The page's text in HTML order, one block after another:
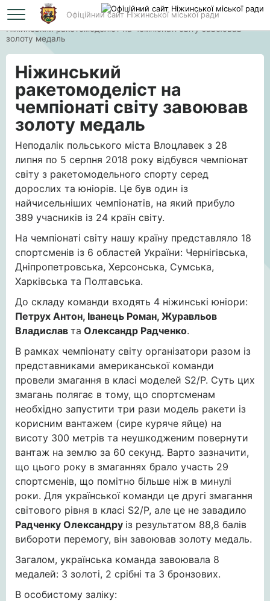
Офіційний сайт Ніжинської міської ради
Головна
Ніжинський ракетомоделіст на чемпіонаті світу завоював
золоту медаль
Ніжинський
ракетомоделіст на
чемпіонаті світу завоював
золоту медаль
Неподалік польського міста Влоцлавек з 28
липня по 5 серпня 2018 року відбувся чемпіонат
світу з ракетомодельного спорту серед
дорослих та юніорів. Це був один із
найчисельніших чемпіонатів, на який прибуло
389 учасників із 24 країн світу.
На чемпіонаті світу нашу країну представляло 18
спортсменів із 6 областей України: Чернігівська,
Дніпропетровська, Херсонська, Сумська,
Харківська та Полтавська.
До складу команди входять 4 ніжинські юніори:
Петрух Антон, Іванець Роман, Журавльов
Владислав та Олександр Радченко.
В рамках чемпіонату світу організатори разом із
представниками американської команди
провели змагання в класі моделей S2/P. Суть цих
змагань полягає в тому, що спортсменам
необхідно запустити три рази модель ракети із
корисним вантажем (сире куряче яйце) на
висоту 300 метрів та неушкодженим повернути
вантаж на землю за 60 секунд. Варто зазначити,
що цього року в змаганнях брало участь 29
спортсменів, що помітно більше ніж в минулі
роки. Для української команди це другі змагання
світового рівня в класі S2/P, але це не завадило
Радченку Олександру із результатом 88,8 балів
вибороти перемогу, він завоював золоту медаль.
Загалом, українська команда завоювала 8
медалей: 3 золоті, 2 срібні та 3 бронзових.
В особистому заліку: